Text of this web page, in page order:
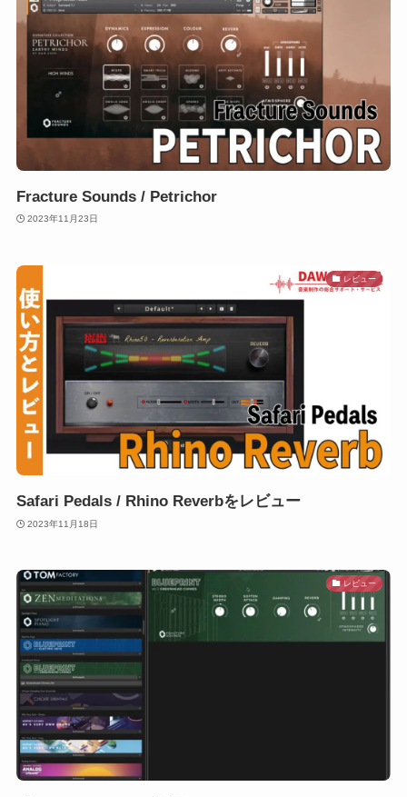
Fracture Sounds / Petrichor
2023年11月23日
レビュー
Safari Pedals / Rhino Reverbをレビュー
2023年11月18日
レビュー